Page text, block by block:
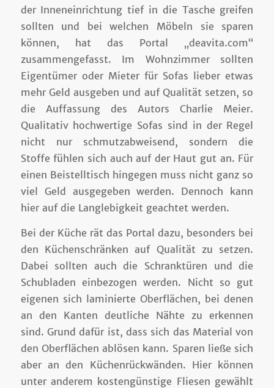
der Inneneinrichtung tief in die Tasche greifen
sollten und bei welchen Möbeln sie sparen
können, hat das Portal „deavita.com“
zusammengefasst. Im Wohnzimmer sollten
Eigentümer oder Mieter für Sofas lieber etwas
mehr Geld ausgeben und auf Qualität setzen, so
die Auffassung des Autors Charlie Meier.
Qualitativ hochwertige Sofas sind in der Regel
nicht nur schmutzabweisend, sondern die
Stoffe fühlen sich auch auf der Haut gut an. Für
einen Beistelltisch hingegen muss nicht ganz so
viel Geld ausgegeben werden. Dennoch kann
hier auf die Langlebigkeit geachtet werden.
Bei der Küche rät das Portal dazu, besonders bei
den Küchenschränken auf Qualität zu setzen.
Dabei sollten auch die Schranktüren und die
Schubladen einbezogen werden. Nicht so gut
eigenen sich laminierte Oberflächen, bei denen
an den Kanten deutliche Nähte zu erkennen
sind. Grund dafür ist, dass sich das Material von
den Oberflächen ablösen kann. Sparen ließe sich
aber an den Küchenrückwänden. Hier können
unter anderem kostengünstige Fliesen gewählt